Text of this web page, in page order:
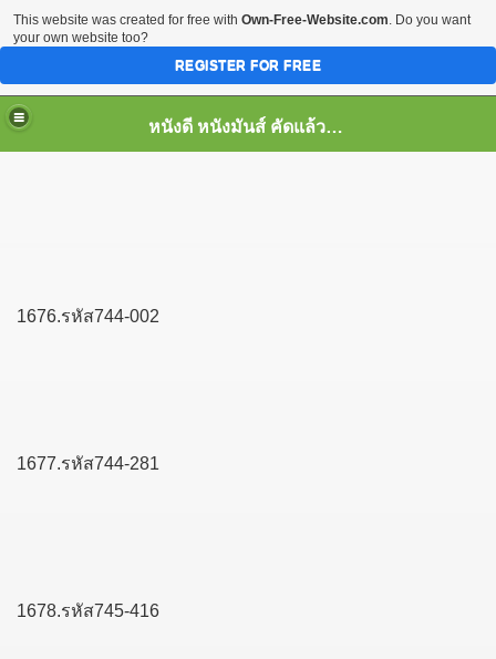
หนังดี หนังมันส์ คัดแล้ว เพื่อคุณ
1676.รหัส744-002
1677.รหัส744-281
1678.รหัส745-416
This website was created for free with Own-Free-Website.com. Do you want
your own website too?
REGISTER FOR FREE